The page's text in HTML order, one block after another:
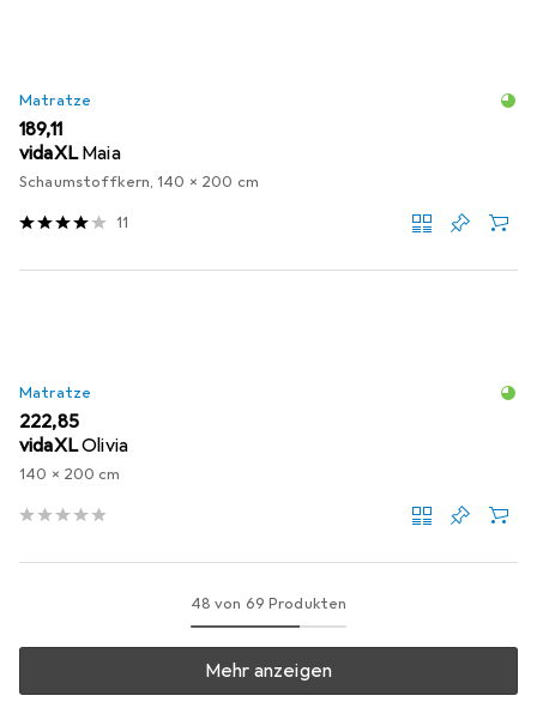
Matratze
EUR
189,11
vidaXL Maia
Schaumstoffkern, 140 x 200 cm
11
Matratze
EUR
222,85
vidaXLOlivia
140 x 200 cm
48 von 69 Produkten
Mehr anzeigen